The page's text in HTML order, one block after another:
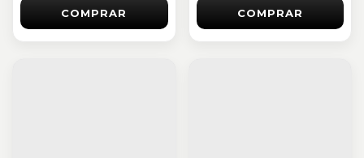
COMPRAR COMPRAR